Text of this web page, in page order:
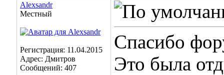
Alexsandr
Местный
Регистрация: 11.04.2015
Адрес: Дмитров
Сообщений: 407
Спасибо
Это была